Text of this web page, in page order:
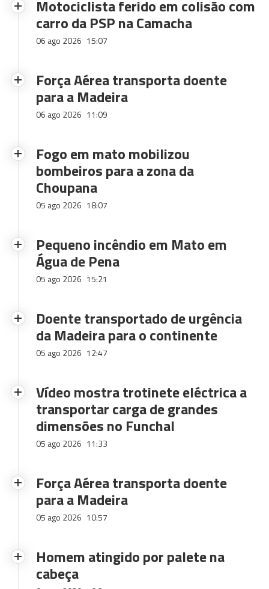
Motociclista ferido em colisão com
carro da PSP na Camacha
06 ago 2026 15:07
Força Aérea transporta doente
para a Madeira
06 ago 2026 11:09
Fogo em mato mobilizou
bombeiros para a zona da
Choupana
05 ago 2026 18:07
Pequeno incêndio em Mato em
Água de Pena
05 ago 2026 15:21
Doente transportado de urgência
da Madeira para o continente
05 ago 2026 12:47
Vídeo mostra trotinete eléctrica a
transportar carga de grandes
dimensões no Funchal
05 ago 2026 11:33
Força Aérea transporta doente
para a Madeira
05 ago 2026 10:57
Homem atingido por palete na
cabeça